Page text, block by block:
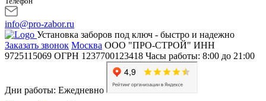
info@pro-zabor.ru
Установка заборов под ключ - быстро и надежно
Заказать звонок Москва ООО "ПРО-СТРОЙ" ИНН
9725115069 ОГРН 1237700123418 Часы работы: 8:00 до 21:00
Дни работы: Ежедневно